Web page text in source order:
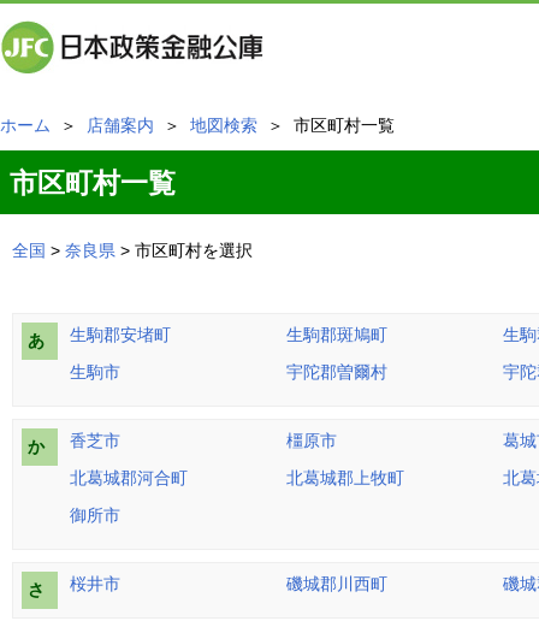
ホーム ＞ 店舗案内 ＞ 地図検索 ＞ 市区町村一覧
市区町村一覧
全国 > 奈良県 > 市区町村を選択
あ 生駒郡安堵町 生駒郡斑鳩町
生
生駒市
宇陀郡曽爾村 宇
か 香芝市 橿原市
葛
北葛城郡河合町
北葛城郡上牧町
北
御所市
さ 桜井市 磯城郡川西町 磯